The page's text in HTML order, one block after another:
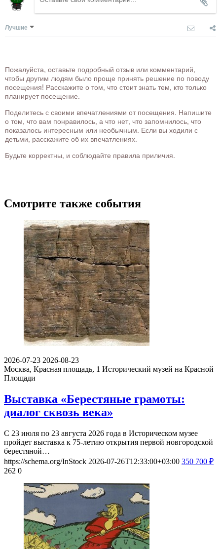
Лучшие
Пожалуйста, оставьте подробный отзыв или комментарий,
чтобы другим людям было проще принять решение по поводу
посещения! Расскажите о том, что стоит знать тем, кто только
планирует посещение.
Поделитесь с своими впечатлениями от посещения. Напишите
о том, что вам понравилось, а что нет, что запомнилось, что
показалось интересным или необычным. Если вы ходили с
детьми, расскажите об их впечатлениях.
Будьте корректны, и соблюдайте правила приличия.
Смотрите также события
2026-07-23 2026-08-23
Москва, Красная площадь, 1 Исторический музей на Красной
Площади
Выставка «Берестяные грамоты:
диалог сквозь века»
С 23 июля по 23 августа 2026 года в Историческом музее
пройдет выставка к 75-летию открытия первой новгородской
берестяной…
https://schema.org/InStock 2026-07-26T12:33:00+03:00 350 700 ₽
262 0